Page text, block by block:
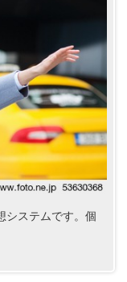
システムです。個